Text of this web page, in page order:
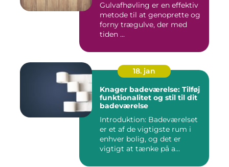
Gulvafhøvling er en effektiv
metode til at genoprette og
forny trægulve, der med
tiden ...
18. jan
Knager badeværelse: Tilføj
funktionalitet og stil til dit
badeværelse
Introduktion: Badeværelset
er et af de vigtigste rum i
enhver bolig, og det er
vigtigt at tænke på a...